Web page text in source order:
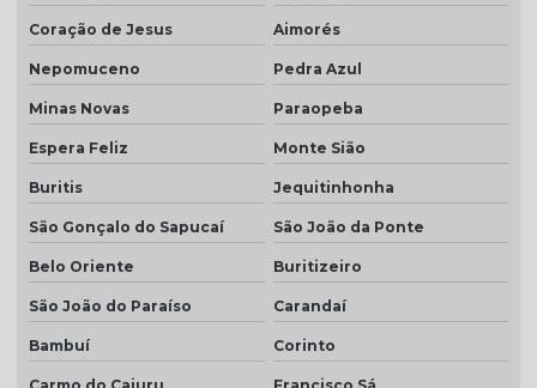
Coração de Jesus Aimorés
Nepomuceno Pedra Azul
Minas Novas Paraopeba
Espera Feliz Monte Sião
Buritis Jequitinhonha
São Gonçalo do Sapucaí São João da Ponte
Belo Oriente Buritizeiro
São João do Paraíso Carandaí
Bambuí Corinto